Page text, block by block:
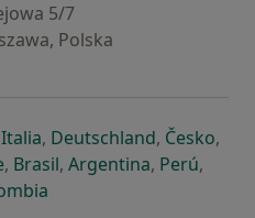
5/7
Polska
nové záložce
otevře v nové záložce
Italiase otevře v nové záložce
, Deutschlandse otevře v
, Českose
,
záložce
v nové záložce
se otevře v nové záložce
, Brasilse otevře v nové
, Argentinase otevře v
, Perúse
,